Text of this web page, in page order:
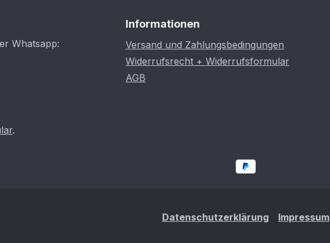
Whatsapp:
.
Informationen
Versand und Zahlungsbedingungen
Widerrufsrecht + Widerrufsformular
AGB
Datenschutzerklärung Impressum